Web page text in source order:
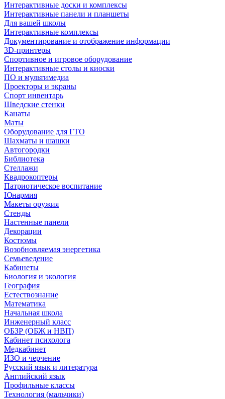
Интерактивные доски и комплексы
Интерактивные панели и планшеты
Для вашей школы
Интерактивные комплексы
Документирование и отображение информации
3D-принтеры
Спортивное и игровое оборудование
Интерактивные столы и киоски
ПО и мультимедиа
Проекторы и экраны
Спорт инвентарь
Шведские стенки
Канаты
Маты
Оборудование для ГТО
Шахматы и шашки
Автогородки
Библиотека
Стеллажи
Квадрокоптеры
Патриотическое воспитание
Юнармия
Макеты оружия
Стенды
Настенные панели
Декорации
Костюмы
Возобновляемая энергетика
Семьеведение
Кабинеты
Биология и экология
География
Естествознание
Математика
Начальная школа
Инженерный класс
ОБЗР (ОБЖ и НВП)
Кабинет психолога
Медкабинет
ИЗО и черчение
Русский язык и литература
Английский язык
Профильные классы
Технология (мальчики)